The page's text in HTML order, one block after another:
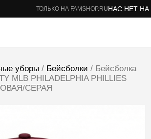
ТОЛЬКО НА FAMSHOP.RUНАС НЕТ НА
уборы / Бейсболки / Бейсболка
MLB PHILADELPHIA PHILLIES
СЕРАЯ